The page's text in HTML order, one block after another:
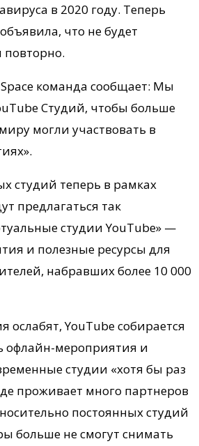
в 2020 году. Теперь
что не будет
повторно.
команда сообщает: Мы
Студий, чтобы больше
могли участвовать в
студий теперь в рамках
предлагаться так
студии YouTube» —
и полезные ресурсы для
набравших более 10 000
ослабят, YouTube собирается
офлайн-мероприятия и
студии «хотя бы раз
проживает много партнеров
постоянных студий
больше не смогут снимать